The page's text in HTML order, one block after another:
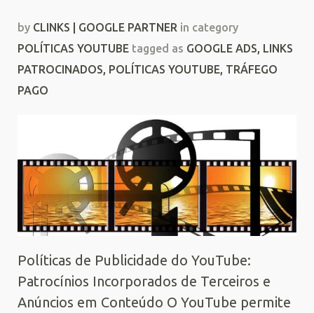
by CLINKS | GOOGLE PARTNER in category
POLÍTICAS YOUTUBE tagged as GOOGLE ADS, LINKS
PATROCINADOS, POLÍTICAS YOUTUBE, TRÁFEGO
PAGO
Políticas de Publicidade do YouTube:
Patrocínios Incorporados de Terceiros e
Anúncios em Conteúdo O YouTube permite